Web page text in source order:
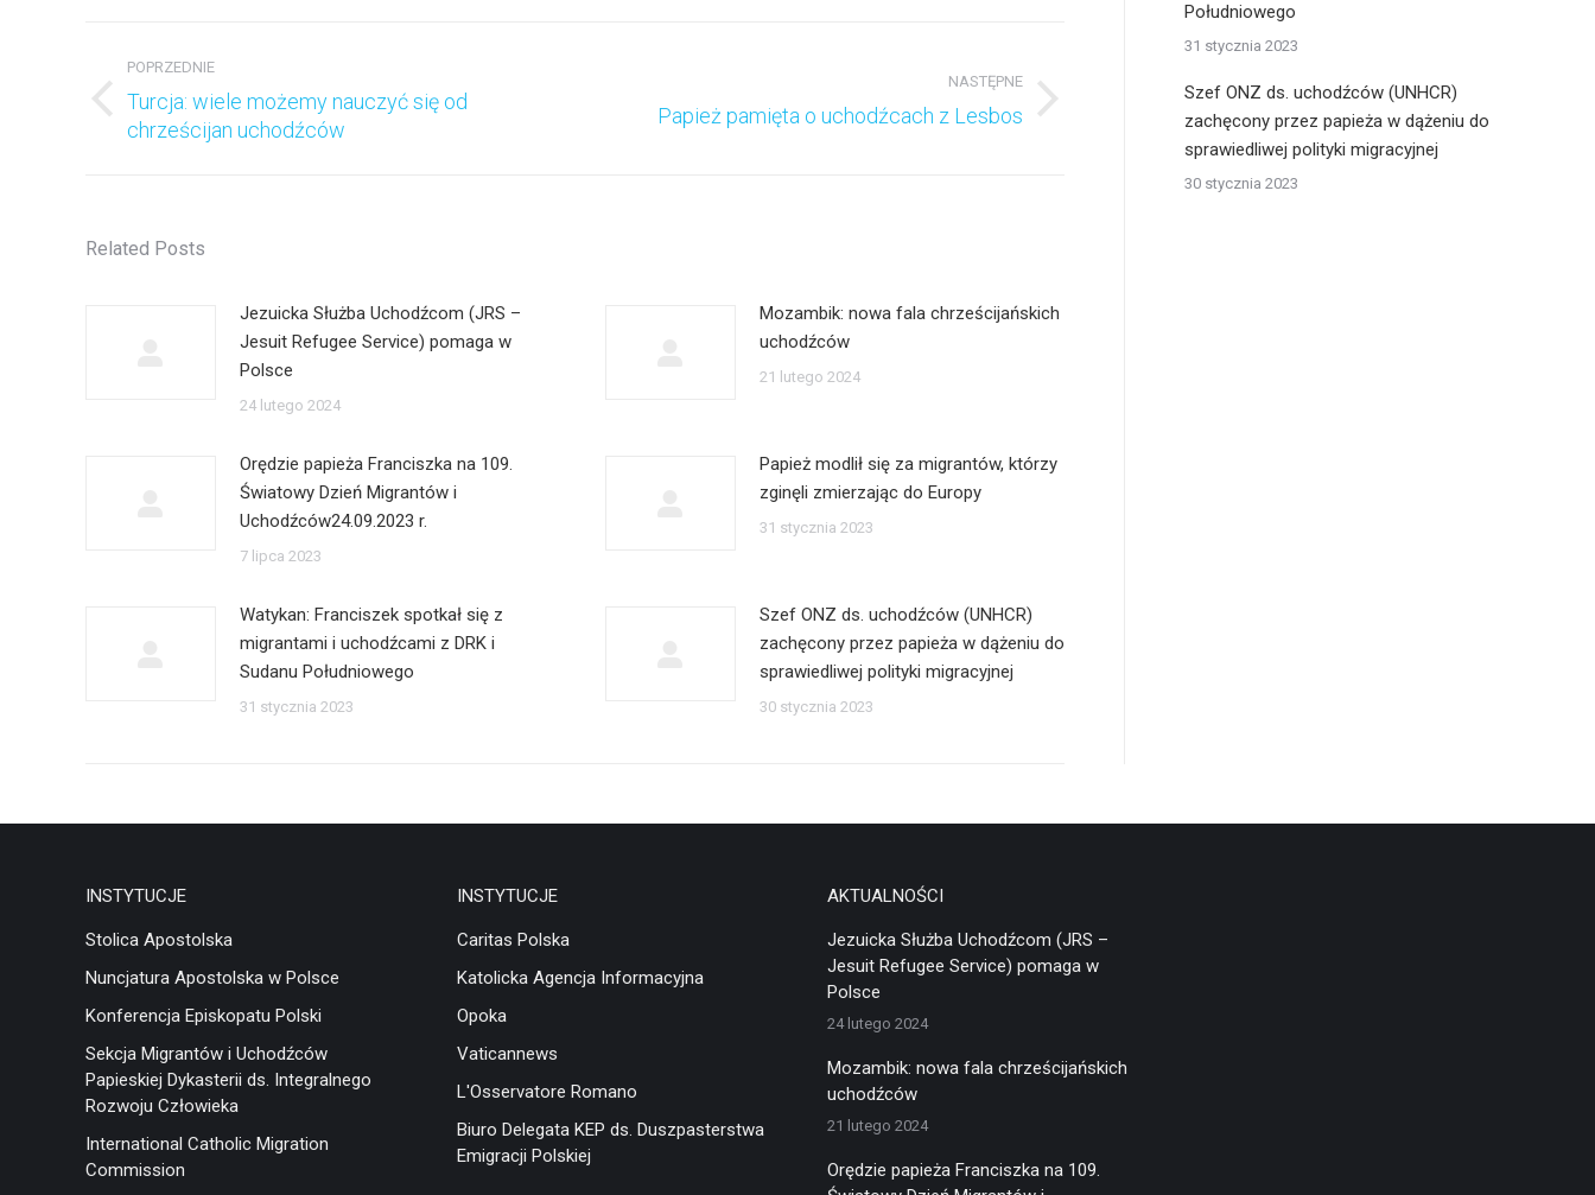
wpisówPOPRZEDNIE
Poprzedni
wpis:
Turcja: wiele możemy nauczyć się od
chrześcijan uchodźców
NASTĘPNE
NastępnyPapież pamięta o uchodźcach z Lesbos
Related Posts
Jezuicka Służba Uchodźcom (JRS –
Jesuit Refugee Service) pomaga w
Polsce
24 lutego 2024
Mozambik: nowa fala chrześcijańskich
uchodźców
21 lutego 2024
Orędzie papieża Franciszka na 109.
Światowy Dzień Migrantów i
Uchodźców24.09.2023 r.
7 lipca 2023
Papież modlił się za migrantów, którzy
zginęli zmierzając do Europy
31 stycznia 2023
Watykan: Franciszek spotkał się z
migrantami i uchodźcami z DRK i
Sudanu Południowego
31 stycznia 2023
Szef ONZ ds. uchodźców (UNHCR)
zachęcony przez papieża w dążeniu do
sprawiedliwej polityki migracyjnej
30 stycznia 2023
Południowego
31 stycznia 2023
Szef ONZ ds. uchodźców (UNHCR)
zachęcony przez papieża w dążeniu do
sprawiedliwej polityki migracyjnej
30 stycznia 2023
INSTYTUCJE
Stolica Apostolska
Nuncjatura Apostolska w Polsce
Konferencja Episkopatu Polski
Sekcja Migrantów i Uchodźców
Papieskiej Dykasterii ds. Integralnego
Rozwoju Człowieka
International Catholic Migration
Commission
INSTYTUCJE
Caritas Polska
Katolicka Agencja Informacyjna
Opoka
Vaticannews
L'Osservatore Romano
Biuro Delegata KEP ds. Duszpasterstwa
Emigracji Polskiej
AKTUALNOŚCI
Jezuicka Służba Uchodźcom (JRS –
Jesuit Refugee Service) pomaga w
Polsce
24 lutego 2024
Mozambik: nowa fala chrześcijańskich
uchodźców
21 lutego 2024
Orędzie papieża Franciszka na 109.